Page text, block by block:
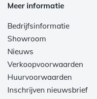
Meer informatie
Bedrijfsinformatie
Showroom
Nieuws
Verkoopvoorwaarden
Huurvoorwaarden
Inschrijven nieuwsbrief